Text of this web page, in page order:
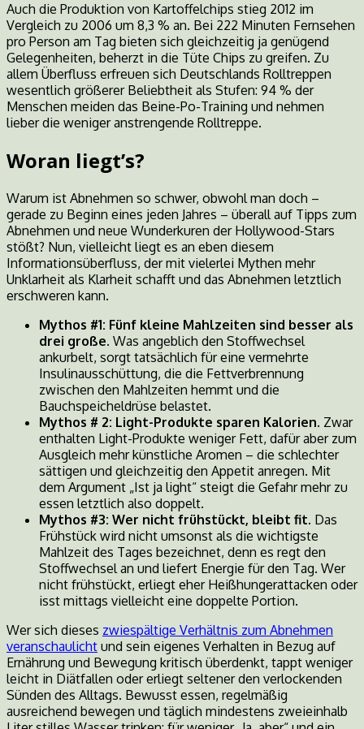
Auch die Produktion von Kartoffelchips stieg 2012 im
Vergleich zu 2006 um 8,3 % an. Bei 222 Minuten Fernsehen
pro Person am Tag bieten sich gleichzeitig ja genügend
Gelegenheiten, beherzt in die Tüte Chips zu greifen. Zu
allem Überfluss erfreuen sich Deutschlands Rolltreppen
wesentlich größerer Beliebtheit als Stufen: 94 % der
Menschen meiden das Beine-Po-Training und nehmen
lieber die weniger anstrengende Rolltreppe.
Woran liegt’s?
Warum ist Abnehmen so schwer, obwohl man doch –
gerade zu Beginn eines jeden Jahres – überall auf Tipps zum
Abnehmen und neue Wunderkuren der Hollywood-Stars
stößt? Nun, vielleicht liegt es an eben diesem
Informationsüberfluss, der mit vielerlei Mythen mehr
Unklarheit als Klarheit schafft und das Abnehmen letztlich
erschweren kann.
Mythos #1: Fünf kleine Mahlzeiten sind besser als
drei große. Was angeblich den Stoffwechsel
ankurbelt, sorgt tatsächlich für eine vermehrte
Insulinausschüttung, die die Fettverbrennung
zwischen den Mahlzeiten hemmt und die
Bauchspeicheldrüse belastet.
Mythos # 2: Light-Produkte sparen Kalorien. Zwar
enthalten Light-Produkte weniger Fett, dafür aber zum
Ausgleich mehr künstliche Aromen – die schlechter
sättigen und gleichzeitig den Appetit anregen. Mit
dem Argument „Ist ja light“ steigt die Gefahr mehr zu
essen letztlich also doppelt.
Mythos #3: Wer nicht frühstückt, bleibt fit. Das
Frühstück wird nicht umsonst als die wichtigste
Mahlzeit des Tages bezeichnet, denn es regt den
Stoffwechsel an und liefert Energie für den Tag. Wer
nicht frühstückt, erliegt eher Heißhungerattacken oder
isst mittags vielleicht eine doppelte Portion.
Wer sich dieses zwiespältige Verhältnis zum Abnehmen
veranschaulicht und sein eigenes Verhalten in Bezug auf
Ernährung und Bewegung kritisch überdenkt, tappt weniger
leicht in Diätfallen oder erliegt seltener den verlockenden
Sünden des Alltags. Bewusst essen, regelmäßig
ausreichend bewegen und täglich mindestens zweieinhalb